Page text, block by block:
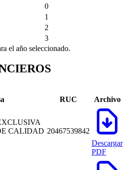
0
1
2
3
el año seleccionado.
RUC Archivo
CALIDAD 20467539842
Descargar
PDF